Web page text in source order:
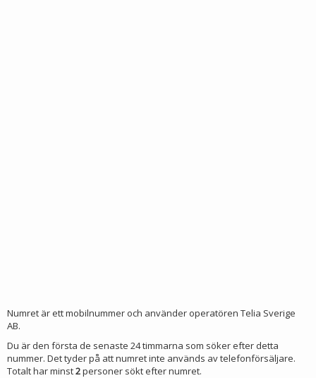
Numret är ett mobilnummer och använder operatören Telia Sverige
AB.
Du är den första de senaste 24 timmarna som söker efter detta
nummer. Det tyder på att numret inte används av telefonförsäljare.
Totalt har minst2personer sökt efter numret.